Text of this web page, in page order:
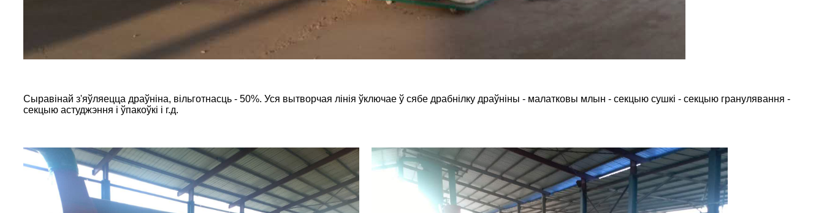
Сыравінай з'яўляецца драўніна, вільготнасць - 50%. Уся вытворчая лінія ўключае ў сябе драбнілку драўніны - малатковы млын - секцыю сушкі - секцыю гранулявання -
секцыю астуджэння і ўпакоўкі і г.д.